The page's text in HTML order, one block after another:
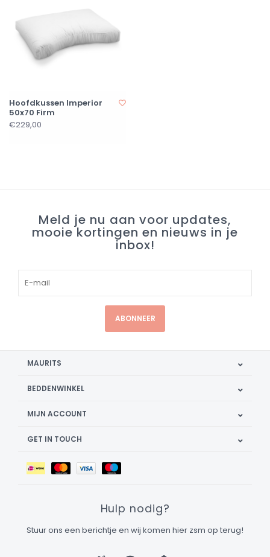
Hoofdkussen Imperior
50x70 Firm
€229,00
Meld je nu aan voor updates,
mooie kortingen en nieuws in je
inbox!
ABONNEER
MAURITS
BEDDENWINKEL
MIJN ACCOUNT
GET IN TOUCH
Hulp nodig?
Stuur ons een berichtje en wij komen hier zsm op terug!